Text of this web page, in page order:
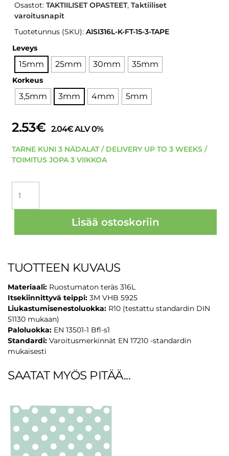
Leveys
15mm 25mm 30mm 35mm
Korkeus
3,5mm 3mm 4mm 5mm
2.53€ 2.04€ALV 0%
TARNE KUNI 3 NÄDALAT / DELIVERY UP TO 3 WEEKS /
TOIMITUS JOPA 3 VIIKKOA
OLEJAR
AISI316L
FOTOLUMINESENSSI
RST
TARRA
Lisää ostoskoriin
Tuotetunnus (SKU):AISI316L-K-FT-15-3-TAPE
Osastot:TAKTIILISET OPASTEET,Taktiiliset
varoitusnapit
TUOTTEEN KUVAUS
Materiaali: Ruostumaton teräs 316L
Itsekiinnittyvä teippi: 3M VHB 5925
Liukastumisenestoluokka: R10 (testattu standardin DIN
51130 mukaan)
Paloluokka: EN 13501-1 Bfl-s1
Standardi: Varoitusmerkinnät EN 17210 -standardin
mukaisesti
SAATAT MYÖS PITÄÄ...